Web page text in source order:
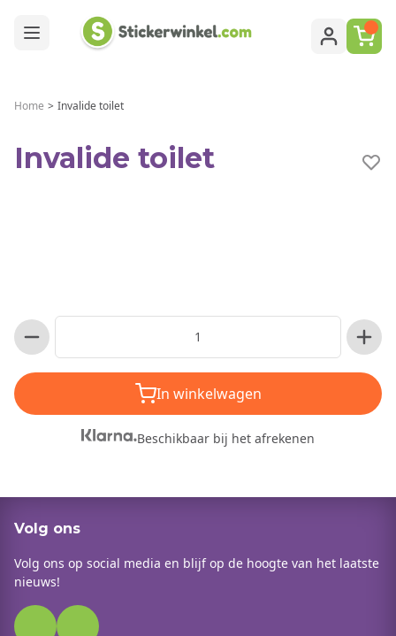
Home > Invalide toilet
Invalide toilet
In winkelwagen
Beschikbaar bij het afrekenen
Volg ons
Volg ons op social media en blijf op de hoogte van het laatste
nieuws!